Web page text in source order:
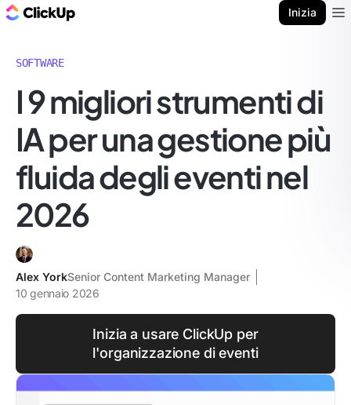
Inizia
SOFTWARE
I 9 migliori strumenti di
IA per una gestione più
fluida degli eventi nel
2026
Alex YorkSenior Content Marketing Manager
10 gennaio 2026
Inizia a usare ClickUp per
l'organizzazione di eventi